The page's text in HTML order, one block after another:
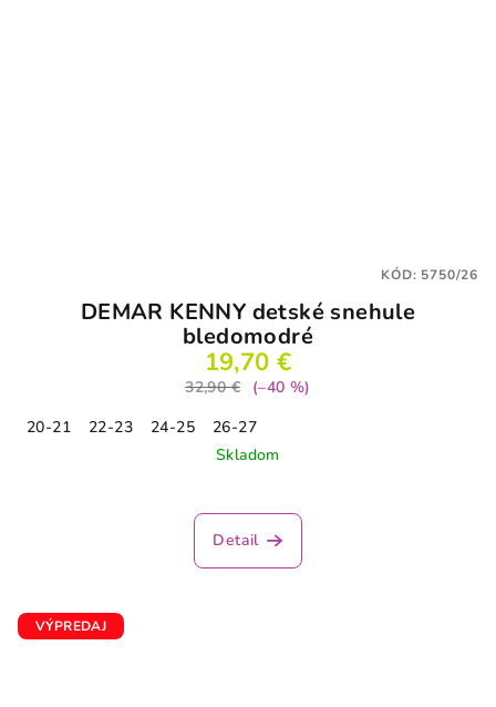
DEMAR KENNY detské snehule
bledomodré
19,70 €
32,90 €
(–40 %)
20-21
22-23 24-25
26-27
Skladom
hodnotenie
produktu
Detail
KÓD: 5750/26
VÝPREDAJ